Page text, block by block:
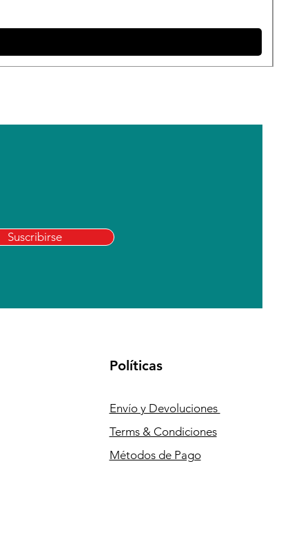
Suscribirse
Políticas
Envío y Devoluciones
Terms & Condiciones
Métodos de Pago